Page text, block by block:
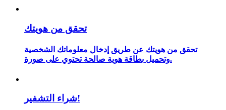
استراتيجيات التداول
تحقق من هويتك
تحقق من هويتك عن طريق إدخال معلوماتك الشخصية
وتحميل بطاقة هوية صالحة تحتوي على صورة.
شراء التشفير!